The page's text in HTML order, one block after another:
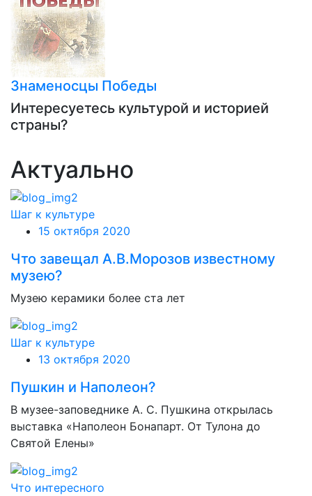
Знаменосцы Победы
Интересуетесь культурой и историей
страны?
Актуально
Шаг к культуре
15 октября 2020
Что завещал А.В.Морозов известному
музею?
Музею керамики более ста лет
Шаг к культуре
13 октября 2020
Пушкин и Наполеон?
В музее-заповеднике А. С. Пушкина открылась
выставка «Наполеон Бонапарт. От Тулона до
Святой Елены»
Что интересного